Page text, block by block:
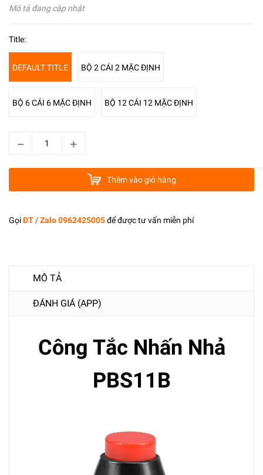
Mô tả đang cập nhật
Title:
DEFAULT TITLE BỘ 2 CÁI 2 MẶC ĐỊNH
BỘ 6 CÁI 6 MẶC ĐỊNH BỘ 12 CÁI 12 MẶC ĐỊNH
Thêm vào giỏ hàng
GọiĐT / Zalo 0962425005để được tư vấn miễn phí
MÔ TẢ
ĐÁNH GIÁ (APP)
Công Tắc Nhấn Nhả
PBS11B